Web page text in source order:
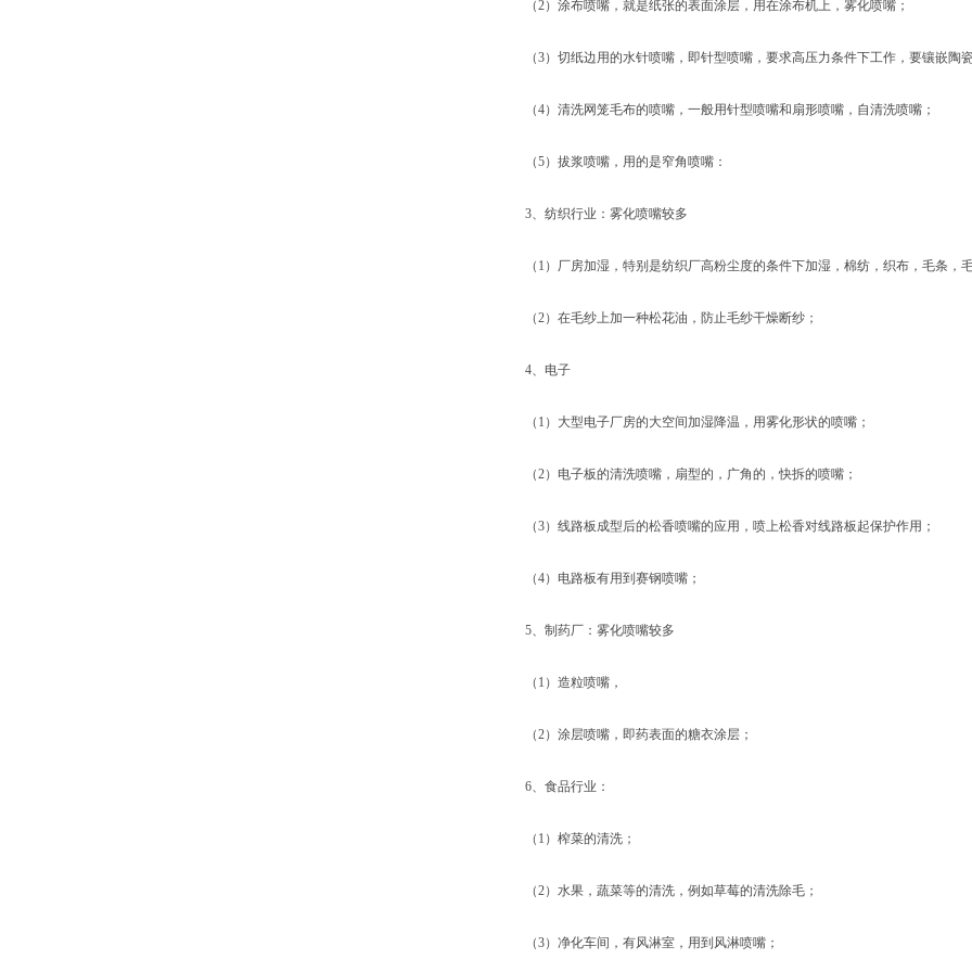
（2）涂布喷嘴，就是纸张的表面涂层，用在涂布机上，雾化喷嘴；
（3）切纸边用的水针喷嘴，即针型喷嘴，要求高压力条件下工作，要镶嵌陶瓷
（4）清洗网笼毛布的喷嘴，一般用针型喷嘴和扇形喷嘴，自清洗喷嘴；
（5）拔浆喷嘴，用的是窄角喷嘴：
3、纺织行业：雾化喷嘴较多
（1）厂房加湿，特别是纺织厂高粉尘度的条件下加湿，棉纺，织布，毛条，毛
（2）在毛纱上加一种松花油，防止毛纱干燥断纱；
4、电子
（1）大型电子厂房的大空间加湿降温，用雾化形状的喷嘴；
（2）电子板的清洗喷嘴，扇型的，广角的，快拆的喷嘴；
（3）线路板成型后的松香喷嘴的应用，喷上松香对线路板起保护作用；
（4）电路板有用到赛钢喷嘴；
5、制药厂：雾化喷嘴较多
（1）造粒喷嘴，
（2）涂层喷嘴，即药表面的糖衣涂层；
6、食品行业：
（1）榨菜的清洗；
（2）水果，蔬菜等的清洗，例如草莓的清洗除毛；
（3）净化车间，有风淋室，用到风淋喷嘴；